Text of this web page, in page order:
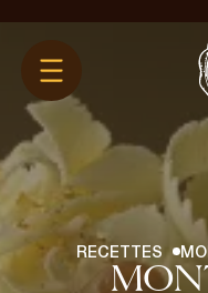
directement
MARRONS GLACÉS
CRÈME DE MARRONS
COLLECTION VINTAGE
NOS AUTRES PRODUITS
RECETTES